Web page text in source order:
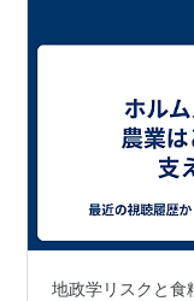
地政学リスクと食